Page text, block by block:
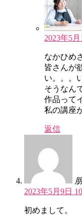
2023年5
なかひめ
皆さんが
い。。。
そうなん
作品って
私の講座
返信
2023年5月9日
初めまして。